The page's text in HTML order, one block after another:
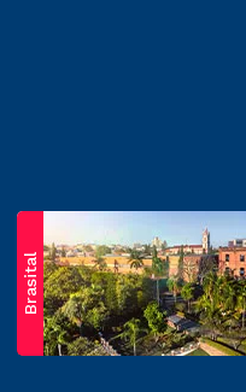
Brasital